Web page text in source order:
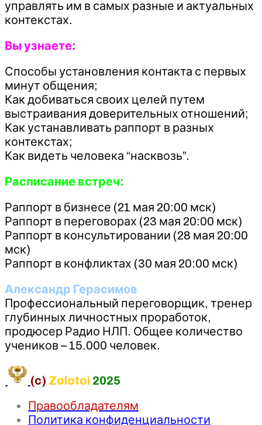
управлять им в самых разные и актуальных
контекстах.
Вы узнаете:
Способы установления контакта с первых
минут общения;
Как добиваться своих целей путем
выстраивания доверительных отношений;
Как устанавливать раппорт в разных
контекстах;
Как видеть человека “насквозь”.
Расписание встреч:
Раппорт в бизнесе (21 мая 20:00 мск)
Раппорт в переговорах (23 мая 20:00 мск)
Раппорт в консультировании (28 мая 20:00
мск)
Раппорт в конфликтах (30 мая 20:00 мск)
Александр Герасимов
Профессиональный переговорщик, тренер
глубинных личностных проработок,
продюсер Радио НЛП. Общее количество
учеников – 15.000 человек.
(c) Zolotoi 2025
Правообладателям
Политика конфиденциальности